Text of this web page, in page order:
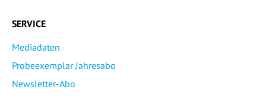
SERVICE
Mediadaten
Probeexemplar Jahresabo
Newsletter-Abo